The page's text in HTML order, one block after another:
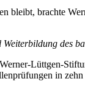
bleibt, brachte
des
Lüttgen-
in